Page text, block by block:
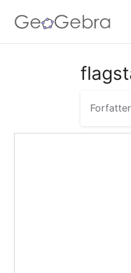
Forfatter